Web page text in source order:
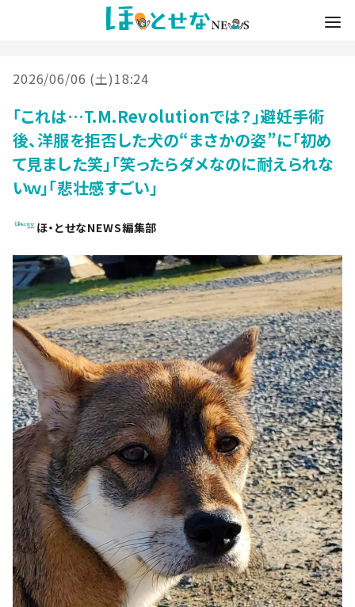
2026/06/06 (土)18:24
「これは…T.M.Revolutionでは？」避妊手術
後、洋服を拒否した犬の“まさかの姿”に「初め
て見ました笑」「笑ったらダメなのに耐えられな
いｗ」「悲壮感すごい」
ほ・とせなNEWS編集部